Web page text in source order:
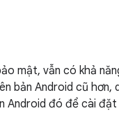
mật, vẫn có khả
bản Android cũ hơn,
Android đó để cài